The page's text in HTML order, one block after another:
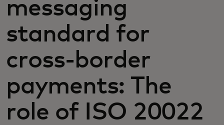
messaging
standard for
cross-border
payments: The
role of ISO 20022